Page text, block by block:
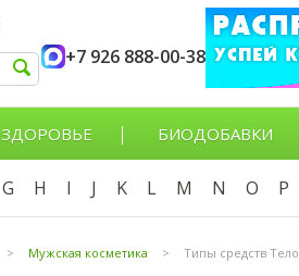
+7 926 888-00-38
ЗДОРОВЬЕ БИОДОБАВКИ
G H I J K L M N O P
> Мужская косметика > Типы средств Тело